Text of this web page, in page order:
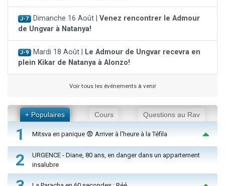
J-7 Dimanche 16 Août | Venez rencontrer le Admour
de Ungvar à Natanya!
J-9 Mardi 18 Août |
Le Admour de Ungvar recevra en
plein Kikar de Natanya à Alonzo!
Voir tous les événements à venir
+ Populaires Cours Questions au Rav
1 Mitsva en panique 😨 Arriver à l'heure à la Téfila
2
URGENCE - Diane, 80 ans, en danger dans un appartement
insalubre